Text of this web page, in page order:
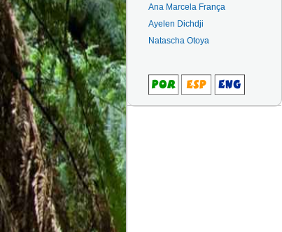
Ana Marcela França
Ayelen Dichdji
Natascha Otoya